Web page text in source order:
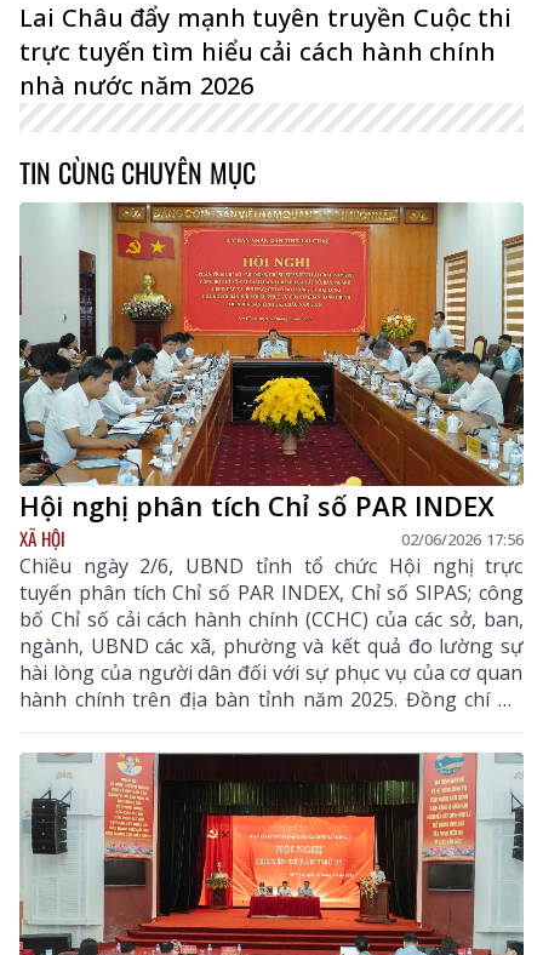
Lai Châu đẩy mạnh tuyên truyền Cuộc thi
trực tuyến tìm hiểu cải cách hành chính
nhà nước năm 2026
TIN CÙNG CHUYÊN MỤC
Hội nghị phân tích Chỉ số PAR INDEX
XÃ HỘI 02/06/2026 17:56
Chiều ngày 2/6, UBND tỉnh tổ chức Hội nghị trực
tuyến phân tích Chỉ số PAR INDEX, Chỉ số SIPAS; công
bố Chỉ số cải cách hành chính (CCHC) của các sở, ban,
ngành, UBND các xã, phường và kết quả đo lường sự
hài lòng của người dân đối với sự phục vụ của cơ quan
hành chính trên địa bàn tỉnh năm 2025. Đồng chí Hà
Quang Trung - Phó Bí thư Tỉnh ủy, Chủ tịch UBND
tỉnh chủ trì hội nghị. Dự hội nghị tại điểm cầu tỉnh có
đồng chí Nguyễn Ngọc Vinh - Phó Bí thư Tỉnh ủy, Chủ
tịch Ủy ban MTTQ Việt Nam tỉnh; lãnh đạo UBND tỉnh,
lãnh đạo các sở, ban, ngành tỉnh. Tại điểm cầu các xã,
phường, dự hội nghị có đại diện Thường trực Đảng ủy;
Chủ tịch UBND các xã, phường; lãnh đạo Ủy ban
MTTQ Việt Nam cấp xã; đại diện các cơ quan, đơn vị
thuộc UBND cấp xã.